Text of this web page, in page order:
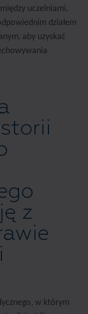
uczelniami,
działem
aby uzyskać
z
w którym